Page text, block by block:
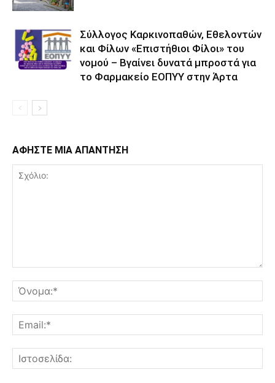
Σύλλογος Καρκινοπαθών, Εθελοντών
και Φίλων «Επιστήθιοι Φίλοι» του
νομού – Βγαίνει δυνατά μπροστά για
το Φαρμακείο ΕΟΠΥΥ στην Άρτα
ΑΦΗΣΤΕ ΜΙΑ ΑΠΑΝΤΗΣΗ